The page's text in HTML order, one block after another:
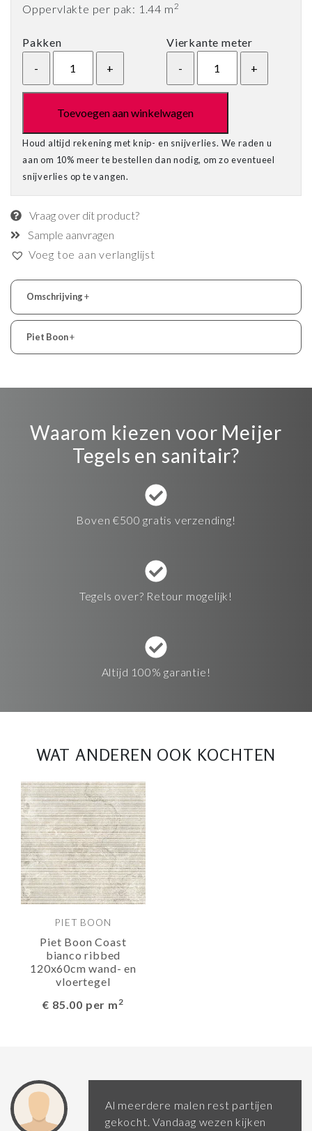
Oppervlakte per pak: 1.44 m2
Pakken Vierkante meter
Toevoegen aan winkelwagen
Houd altijd rekening met knip- en snijverlies. We raden u
aan om 10% meer te bestellen dan nodig, om zo eventueel
snijverlies op te vangen.
Vraag over dit product?
Sample aanvragen
Voeg toe aan verlanglijst
Omschrijving+
Piet Boon+
Waarom kiezen voor Meijer
Tegels en sanitair?
Boven €500 gratis verzending!
Tegels over? Retour mogelijk!
Altijd 100% garantie!
WAT ANDEREN OOK KOCHTEN
PIET BOON
Piet Boon Coast
bianco ribbed
120x60cm wand- en
vloertegel
€ 85.00 per m2
Al meerdere malen rest partijen
gekocht. Vandaag wezen kijken